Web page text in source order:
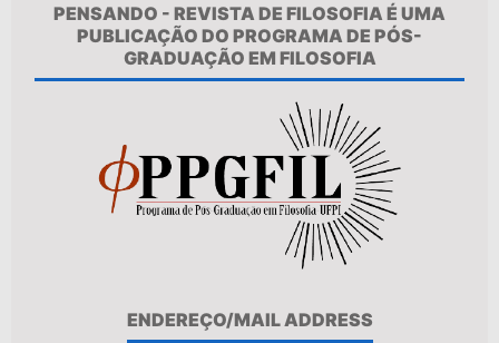
PENSANDO - REVISTA DE FILOSOFIA É UMA
PUBLICAÇÃO DO PROGRAMA DE PÓS-
GRADUAÇÃO EM FILOSOFIA
ENDEREÇO/MAIL ADDRESS